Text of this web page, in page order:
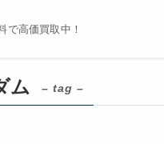
で高価買取中！
ム – tag –